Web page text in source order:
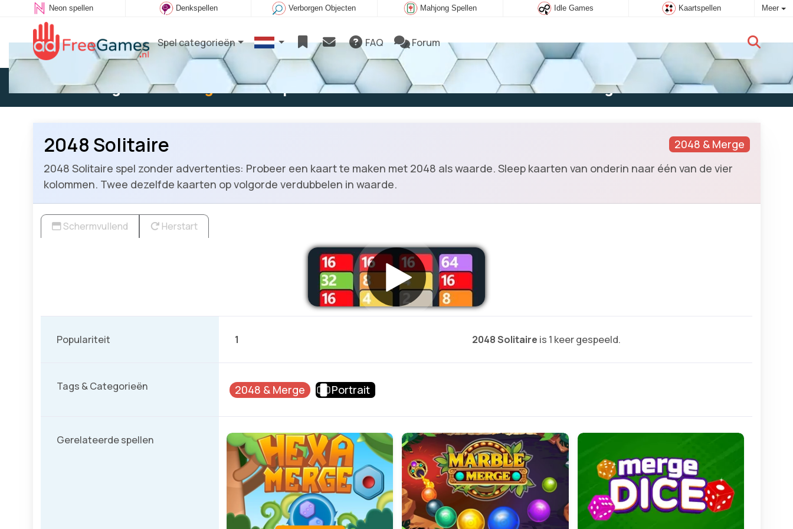
Neon spellen Denkspellen Verborgen Objecten Mahjong Spellen Idle Games Kaartspellen Meer
Spel categorieën FAQ Forum
Bestaande gebruiker: Log inom te spelen Nieuwe gebruiker:Aanmelden
2048 & Merge
2048 Solitaire
2048 Solitaire spel zonder advertenties: Probeer een kaart te maken met 2048 als waarde. Sleep kaarten van onderin naar één van de vier
kolommen. Twee dezelfde kaarten op volgorde verdubbelen in waarde.
Schermvullend Herstart
Populariteit 1 2048 Solitaire is 1 keer gespeeld.
Tags & Categorieën 2048 & Merge Portrait
Gerelateerde spellen